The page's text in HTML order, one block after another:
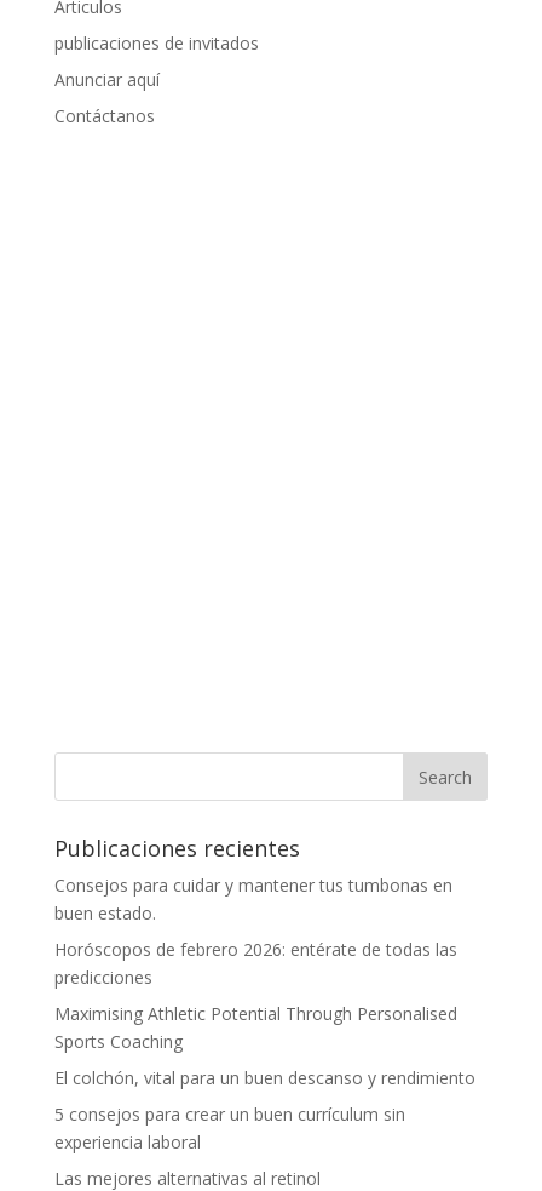
Articulos
publicaciones de invitados
Anunciar aquí
Contáctanos
Publicaciones recientes
Consejos para cuidar y mantener tus tumbonas en
buen estado.
Horóscopos de febrero 2026: entérate de todas las
predicciones
Maximising Athletic Potential Through Personalised
Sports Coaching
El colchón, vital para un buen descanso y rendimiento
5 consejos para crear un buen currículum sin
experiencia laboral
Las mejores alternativas al retinol